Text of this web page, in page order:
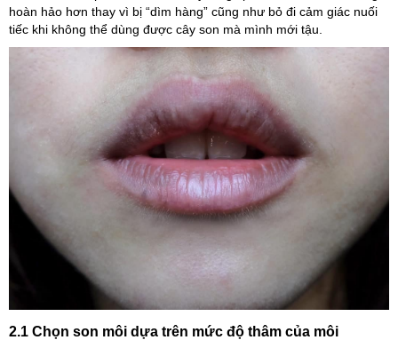
hoàn hảo hơn thay vì bị “dìm hàng” cũng như bỏ đi cảm giác nuối
tiếc khi không thể dùng được cây son mà mình mới tậu.
2.1 Chọn son môi dựa trên mức độ thâm của môi